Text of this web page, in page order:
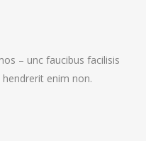
– unc faucibus facilisis
hendrerit enim non.